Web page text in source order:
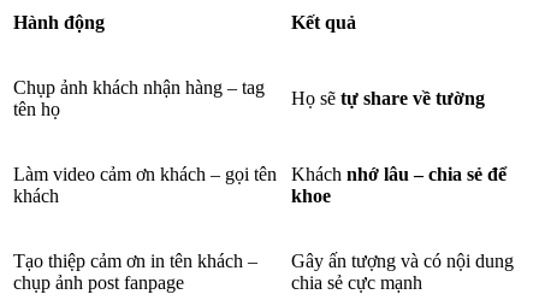
Hành động Kết quả
Chụp ảnh khách nhận hàng – tag
tên họ
Họ sẽ tự share về tường
Làm video cảm ơn khách – gọi tên
khách
Khách nhớ lâu – chia sẻ để
khoe
Tạo thiệp cảm ơn in tên khách –
chụp ảnh post fanpage
Gây ấn tượng và có nội dung
chia sẻ cực mạnh